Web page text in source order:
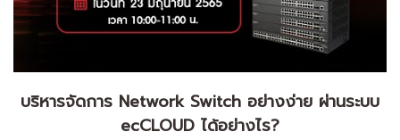
บริหารจัดการ Network Switch อย่างง่าย ผ่านระบบ
ecCLOUD ได้อย่างไร?